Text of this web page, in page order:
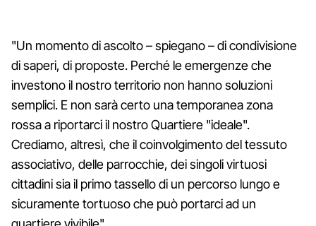
"Un momento di ascolto – spiegano – di condivisione
di saperi, di proposte. Perché le emergenze che
investono il nostro territorio non hanno soluzioni
semplici. E non sarà certo una temporanea zona
rossa a riportarci il nostro Quartiere "ideale".
Crediamo, altresì, che il coinvolgimento del tessuto
associativo, delle parrocchie, dei singoli virtuosi
cittadini sia il primo tassello di un percorso lungo e
sicuramente tortuoso che può portarci ad un